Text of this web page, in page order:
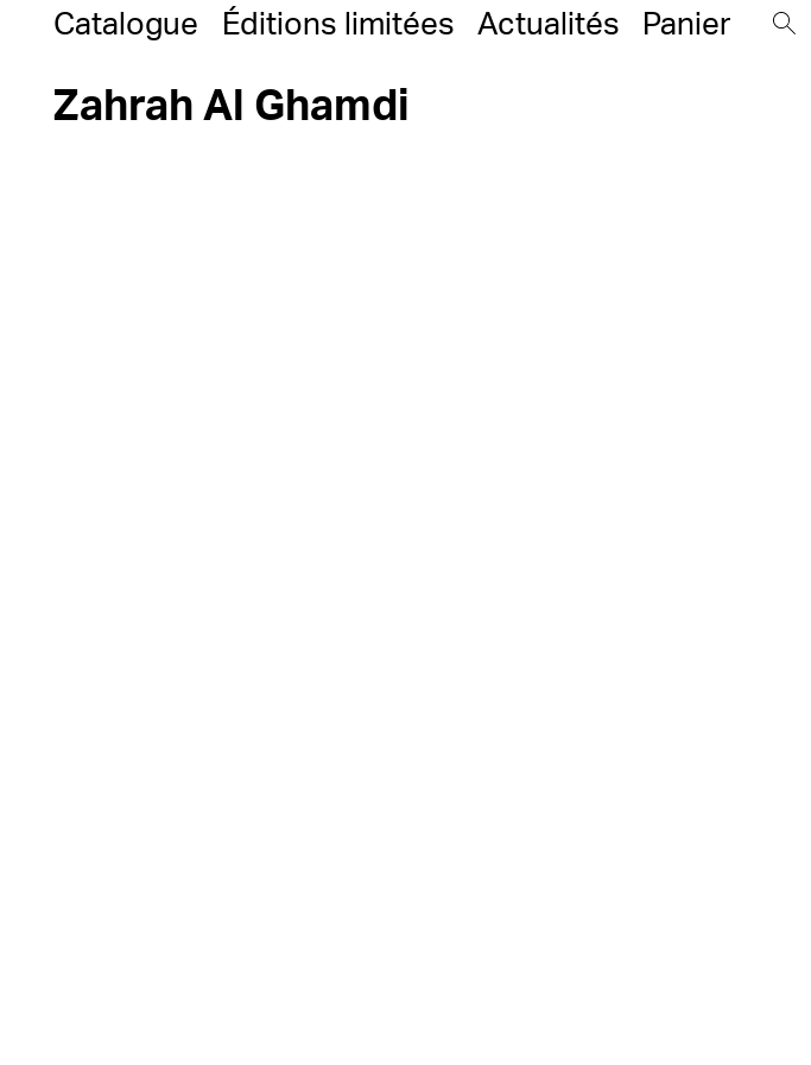
Catalogue Éditions limitées Actualités Panier
Zahrah Al Ghamdi